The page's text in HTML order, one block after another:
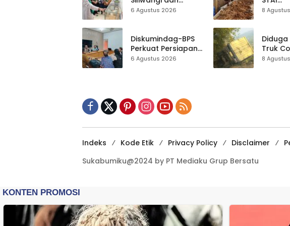
Agung
Museum Keramik
Hampir 500 Koleksi
Dipisahkan
6 Agustus 2026
Diskumindag-BPS
Perkuat Persiapan
Sensus Ekonomi,
6 Agustus 2026
Jalan
di
8
Diduga
Truk
8
Indeks Kode Etik Privacy Policy Disclaimer
Sukabumiku@2024 by PT Mediaku Grup Bersatu